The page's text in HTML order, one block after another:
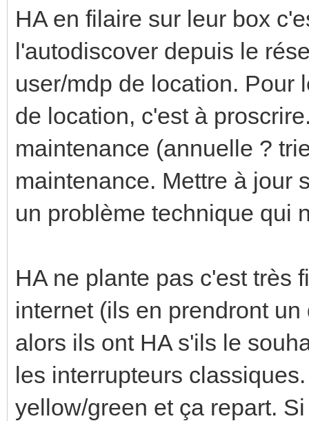
HA en filaire sur leur box
l'autodiscover depuis le
user/mdp de location. Pour
de location, c'est à
maintenance (annuelle ?
maintenance. Mettre à jour
un problème technique qui
HA ne plante pas c'est très
internet (ils en prendront
alors ils ont HA s'ils le
les interrupteurs
yellow/green et ça repart.